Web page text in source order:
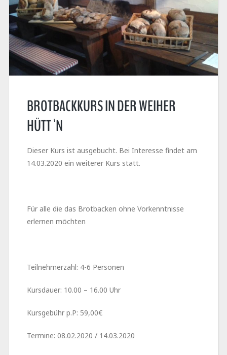
BROTBACKKURS IN DER WEIHER
HÜTT`N
Dieser Kurs ist ausgebucht. Bei Interesse findet am
14.03.2020 ein weiterer Kurs statt.
Für alle die das Brotbacken ohne Vorkenntnisse
erlernen möchten
Teilnehmerzahl: 4-6 Personen
Kursdauer: 10.00 – 16.00 Uhr
Kursgebühr p.P: 59,00€
Termine: 08.02.2020 / 14.03.2020